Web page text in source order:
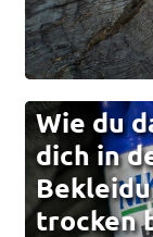
Wie du
dich in
trocken